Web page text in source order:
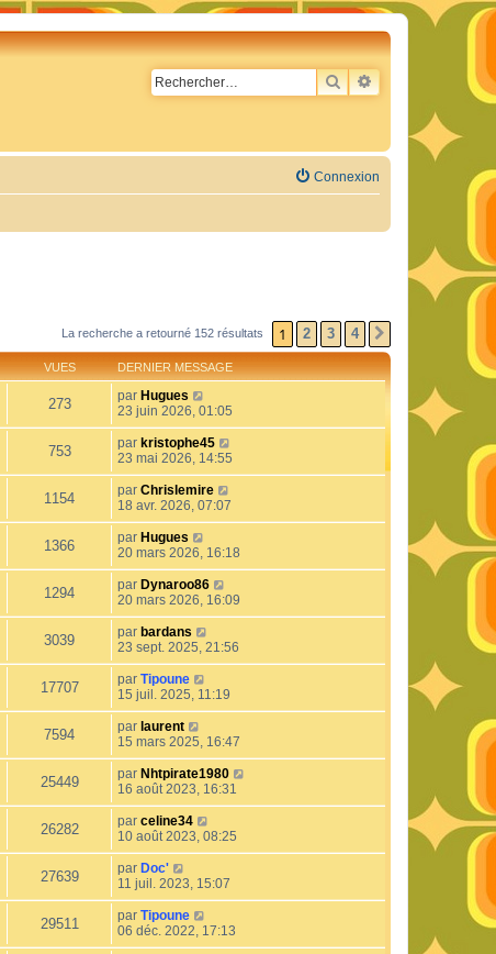
RECHERCHER
RECHERCHE
Connexion
La recherche a retourné 152 résultats 1 2 3 4
VUES DERNIER MESSAGE
273 par Hugues
23 juin 2026, 01:05
753 par kristophe45
23 mai 2026, 14:55
1154 par Chrislemire
18 avr. 2026, 07:07
1366 par Hugues
20 mars 2026, 16:18
1294 par Dynaroo86
20 mars 2026, 16:09
3039 par bardans
23 sept. 2025, 21:56
17707 par Tipoune
15 juil. 2025, 11:19
7594 par laurent
15 mars 2025, 16:47
25449 par Nhtpirate1980
16 août 2023, 16:31
26282 par celine34
10 août 2023, 08:25
27639 par Doc'
11 juil. 2023, 15:07
29511 par Tipoune
06 déc. 2022, 17:13